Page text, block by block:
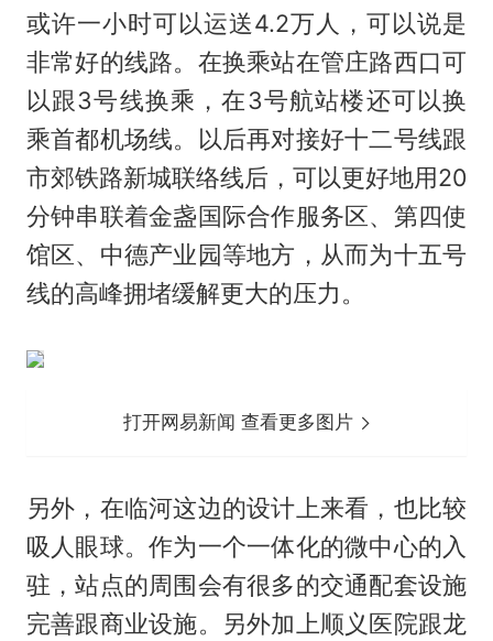
或许一小时可以运送4.2万人，可以说是
非常好的线路。在换乘站在管庄路西口可
以跟3号线换乘，在3号航站楼还可以换
乘首都机场线。以后再对接好十二号线跟
市郊铁路新城联络线后，可以更好地用20
分钟串联着金盏国际合作服务区、第四使
馆区、中德产业园等地方，从而为十五号
线的高峰拥堵缓解更大的压力。
打开网易新闻 查看更多图片
另外，在临河这边的设计上来看，也比较
吸人眼球。作为一个一体化的微中心的入
驻，站点的周围会有很多的交通配套设施
完善跟商业设施。另外加上顺义医院跟龙